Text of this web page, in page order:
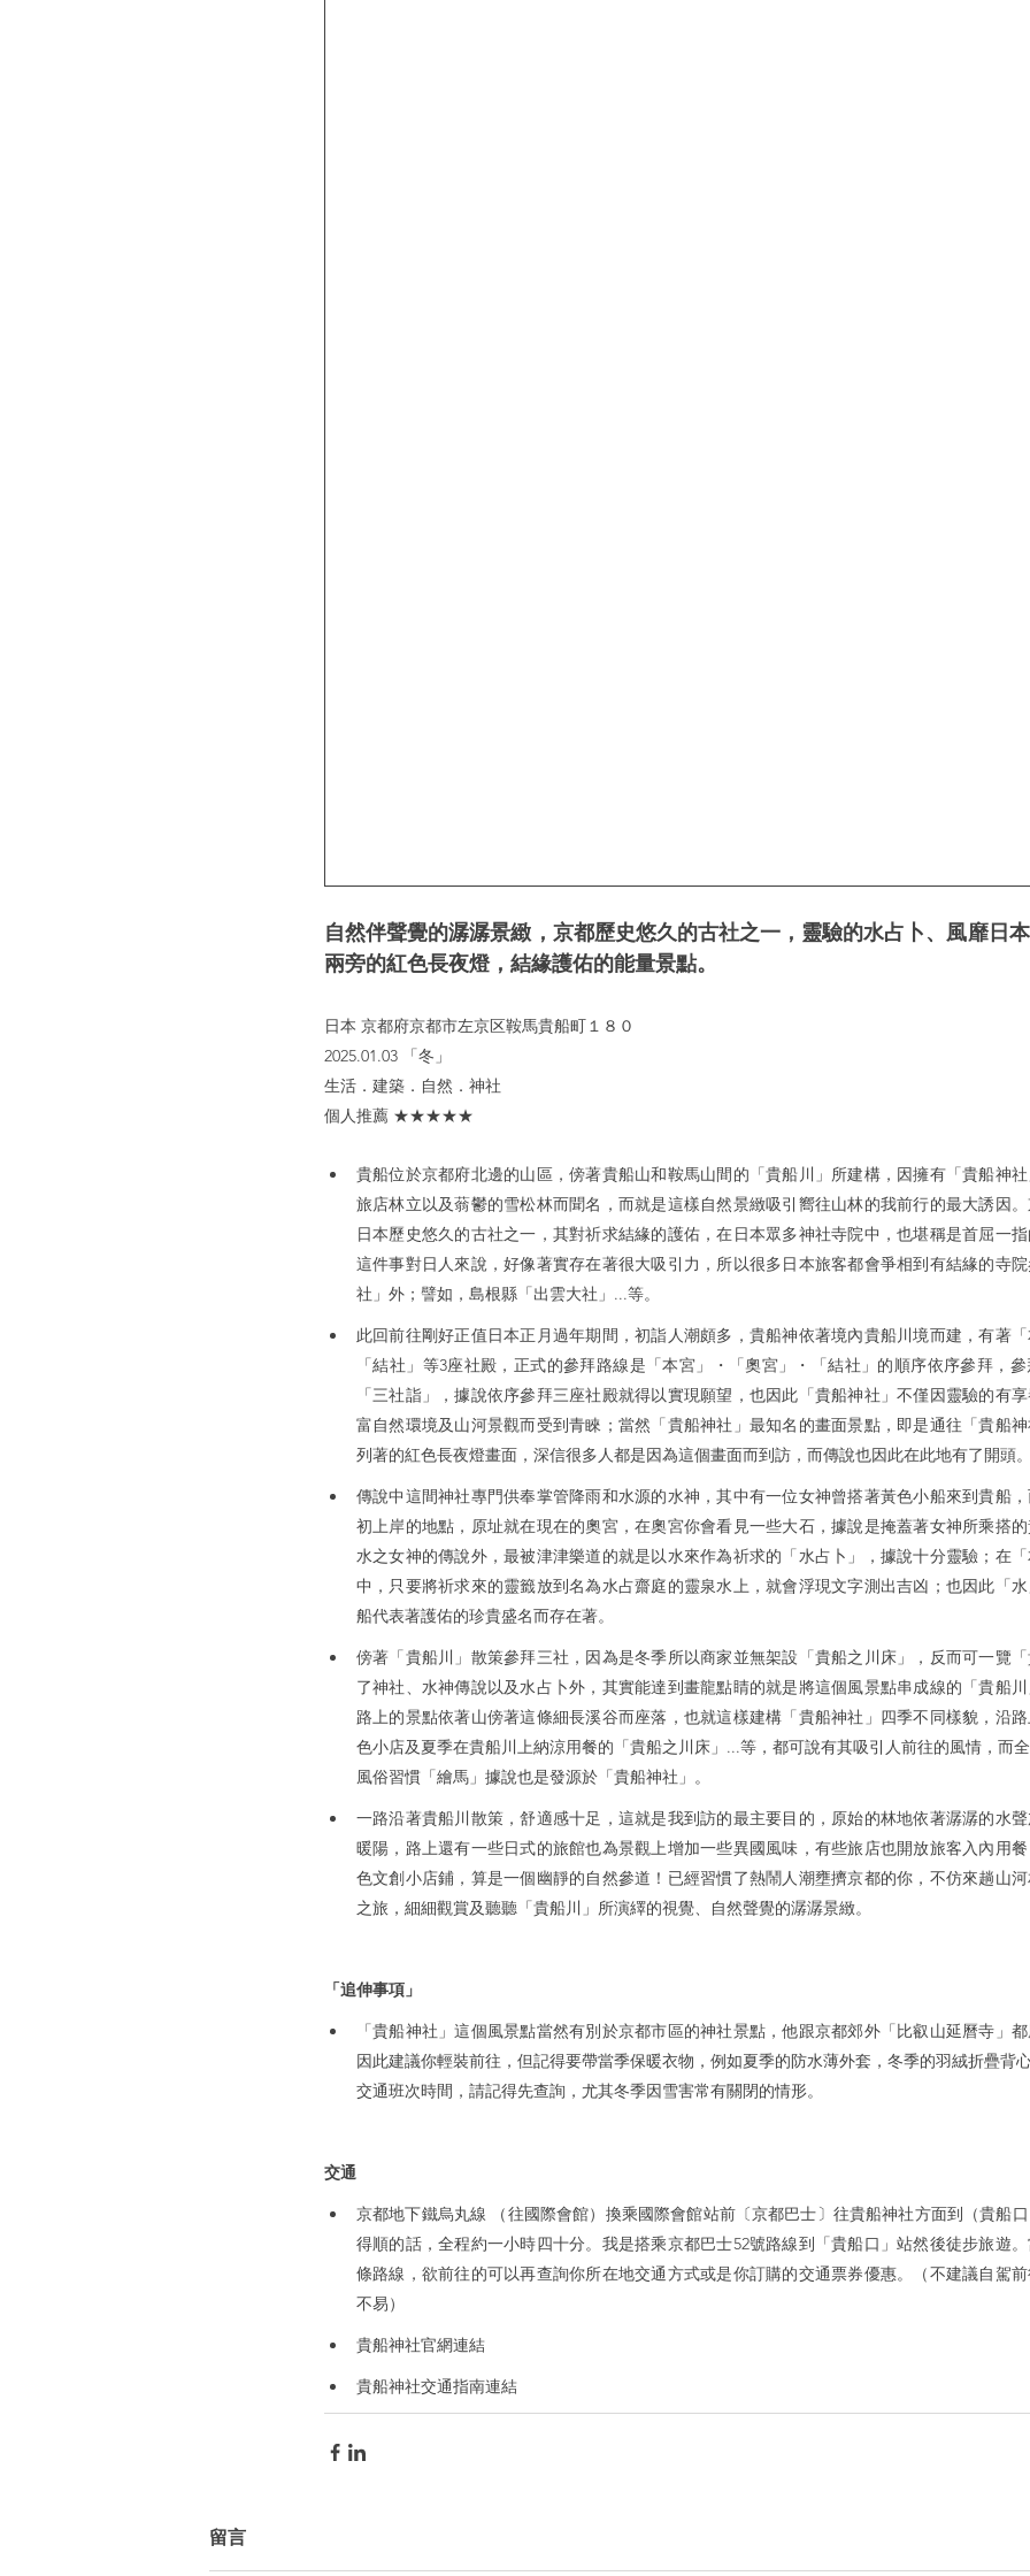
自然伴聲覺的潺潺景緻，京都歷史悠久的古社之一，靈驗的水占卜、風靡日
兩旁的紅色長夜燈，結緣護佑的能量景點。
日本 京都府京都市左京区鞍馬貴船町１８０
2025.01.03 「冬」
生活．建築．自然．神社
個人推薦 ★★★★★
貴船位於京都府北邊的山區，傍著貴船山和鞍馬山間的「貴船川」所建構，因擁有「貴船神
旅店林立以及蓊鬱的雪松林而聞名，而就是這樣自然景緻吸引嚮往山林的我前行的最大誘因
日本歷史悠久的古社之一，其對祈求結緣的護佑，在日本眾多神社寺院中，也堪稱是首屈一
這件事對日人來說，好像著實存在著很大吸引力，所以很多日本旅客都會爭相到有結緣的寺
社」外；譬如，島根縣「出雲大社」...等。
此回前往剛好正值日本正月過年期間，初詣人潮頗多，貴船神依著境內貴船川境而建，有著「
「結社」等3座社殿，正式的參拜路線是「本宮」・「奧宮」・「結社」的順序依序參拜，
「三社詣」，據說依序參拜三座社殿就得以實現願望，也因此「貴船神社」不僅因靈驗的有
富自然環境及山河景觀而受到青睞；當然「貴船神社」最知名的畫面景點，即是通往「貴船
列著的紅色長夜燈畫面，深信很多人都是因為這個畫面而到訪，而傳說也因此在此地有了開頭。
傳說中這間神社專門供奉掌管降雨和水源的水神，其中有一位女神曾搭著黃色小船來到貴船
初上岸的地點，原址就在現在的奧宮，在奧宮你會看見一些大石，據說是掩蓋著女神所乘搭
水之女神的傳說外，最被津津樂道的就是以水來作為祈求的「水占卜」，據說十分靈驗；在
中，只要將祈求來的靈籤放到名為水占齋庭的靈泉水上，就會浮現文字測出吉凶；也因此「
船代表著護佑的珍貴盛名而存在著。
傍著「貴船川」散策參拜三社，因為是冬季所以商家並無架設「貴船之川床」，反而可一覽
了神社、水神傳說以及水占卜外，其實能達到畫龍點睛的就是將這個風景點串成線的「貴船
路上的景點依著山傍著這條細長溪谷而座落，也就這樣建構「貴船神社」四季不同樣貌，沿
色小店及夏季在貴船川上納涼用餐的「貴船之川床」...等，都可說有其吸引人前往的風情，而
風俗習慣「繪馬」據說也是發源於「貴船神社」。
一路沿著貴船川散策，舒適感十足，這就是我到訪的最主要目的，原始的林地依著潺潺的水
暖陽，路上還有一些日式的旅館也為景觀上增加一些異國風味，有些旅店也開放旅客入內用
色文創小店鋪，算是一個幽靜的自然參道！已經習慣了熱鬧人潮壅擠京都的你，不仿來趟山河
之旅，細細觀賞及聽聽「貴船川」所演繹的視覺、自然聲覺的潺潺景緻。
「追伸事項」
「貴船神社」這個風景點當然有別於京都市區的神社景點，他跟京都郊外「比叡山延曆寺」
因此建議你輕裝前往，但記得要帶當季保暖衣物，例如夏季的防水薄外套，冬季的羽絨折疊背
交通班次時間，請記得先查詢，尤其冬季因雪害常有關閉的情形。
交通
京都地下鐵烏丸線 （往國際會館）換乘國際會館站前〔京都巴士〕往貴船神社方面到（貴船
得順的話，全程約一小時四十分。我是搭乘京都巴士52號路線到「貴船口」站然後徒步旅遊
條路線，欲前往的可以再查詢你所在地交通方式或是你訂購的交通票券優惠。（不建議自駕
不易）
貴船神社官網連結
貴船神社交通指南連結
留言